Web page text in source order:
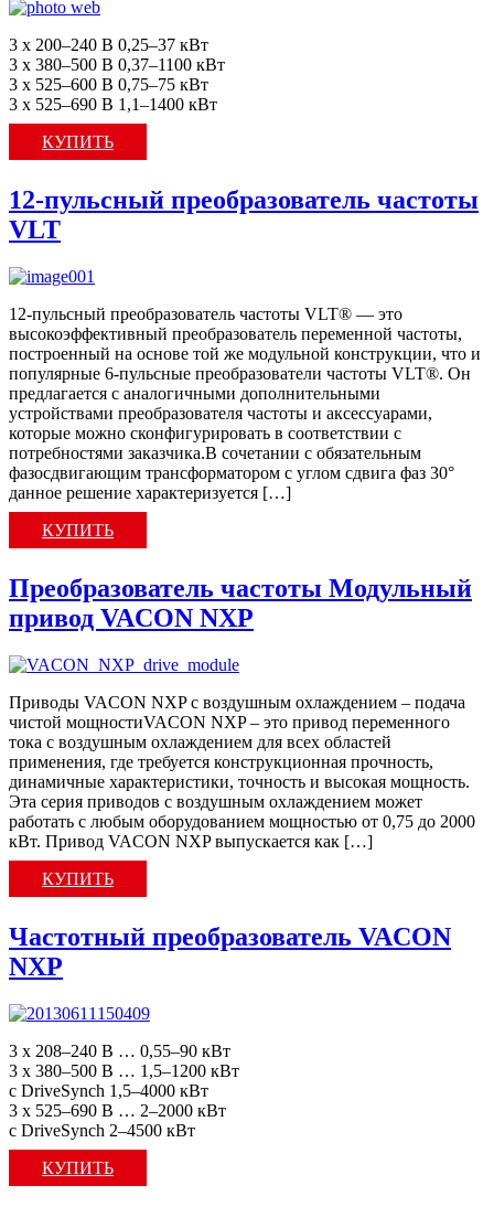
3 x 200–240 В 0,25–37 кВт
3 x 380–500 В 0,37–1100 кВт
3 x 525–600 В 0,75–75 кВт
3 x 525–690 В 1,1–1400 кВт
КУПИТЬ
12-пульсный преобразователь частоты
VLT
12-пульсный преобразователь частоты VLT® — это
высокоэффективный преобразователь переменной частоты,
построенный на основе той же модульной конструкции, что и
популярные 6-пульсные преобразователи частоты VLT®. Он
предлагается с аналогичными дополнительными
устройствами преобразователя частоты и аксессуарами,
которые можно сконфигурировать в соответствии с
потребностями заказчика.В сочетании с обязательным
фазосдвигающим трансформатором с углом сдвига фаз 30°
данное решение характеризуется […]
КУПИТЬ
Преобразователь частоты Модульный
привод VACON NXP
Приводы VACON NXP с воздушным охлаждением – подача
чистой мощностиVACON NXP – это привод переменного
тока с воздушным охлаждением для всех областей
применения, где требуется конструкционная прочность,
динамичные характеристики, точность и высокая мощность.
Эта серия приводов с воздушным охлаждением может
работать с любым оборудованием мощностью от 0,75 до 2000
кВт. Привод VACON NXP выпускается как […]
КУПИТЬ
Частотный преобразователь VACON
NXP
3 x 208–240 В … 0,55–90 кВт
3 x 380–500 В … 1,5–1200 кВт
с DriveSynch 1,5–4000 кВт
3 x 525–690 В … 2–2000 кВт
с DriveSynch 2–4500 кВт
КУПИТЬ